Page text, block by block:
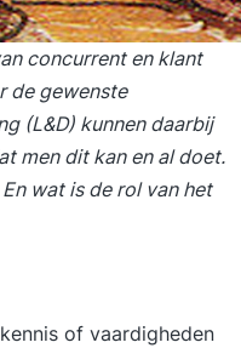
concurrent en klant
de gewenste
(L&D) kunnen daarbij
men dit kan en al doet.
wat is de rol van het
of vaardigheden